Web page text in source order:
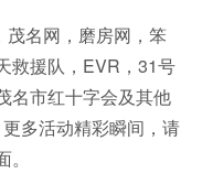
茂名网，磨房网，笨
救援队，EVR，31号
名市红十字会及其他
多活动精彩瞬间，请